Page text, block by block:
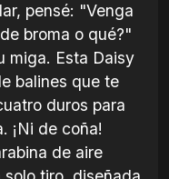
pensé: "Venga
broma o qué?"
miga. Esta Daisy
balines que te
duros para
¡Ni de coña!
de aire